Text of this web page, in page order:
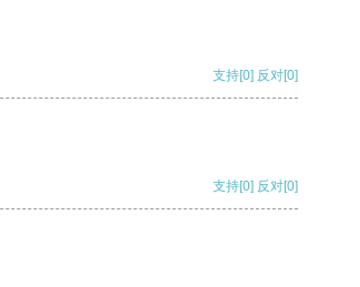
支持[0] 反对[0]
支持[0] 反对[0]